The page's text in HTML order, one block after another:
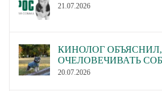
21.07.2026
КИНОЛОГ
ОЧЕЛОВЕЧИВАТЬ
20.07.2026